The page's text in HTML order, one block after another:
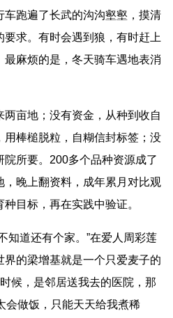
跑遍了长武的沟沟壑壑，摸清
求。有时会遇到狼，有时赶上
麻烦的是，冬天骑车遇地表消
亩地；没有资金，从种到收自
棒槌脱粒，自糊信封标签；没
所要。200多个品种资源成了
晚上翻资料，成年累月对比观
目标，再在实践中验证。
知道还有个家。”在爱人周彩莲
的梁增基就是一个只爱麦子的
候，是邻居送我去的医院，那
会做饭，只能天天给我煮稀